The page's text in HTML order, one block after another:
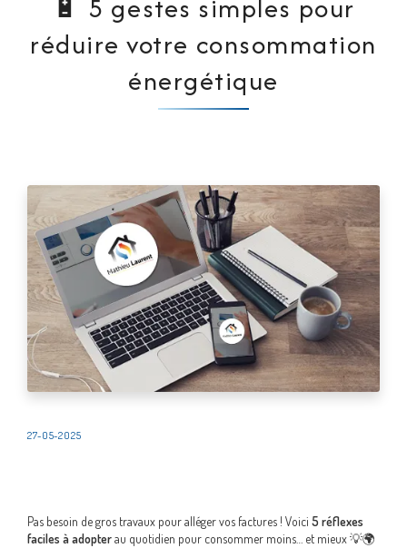
🔋 5 gestes simples pour
réduire votre consommation
énergétique
27-05-2025
Pas besoin de gros travaux pour alléger vos factures ! Voici 5 réflexes
faciles à adopterau quotidien pour consommer moins… et mieux 💡🌍